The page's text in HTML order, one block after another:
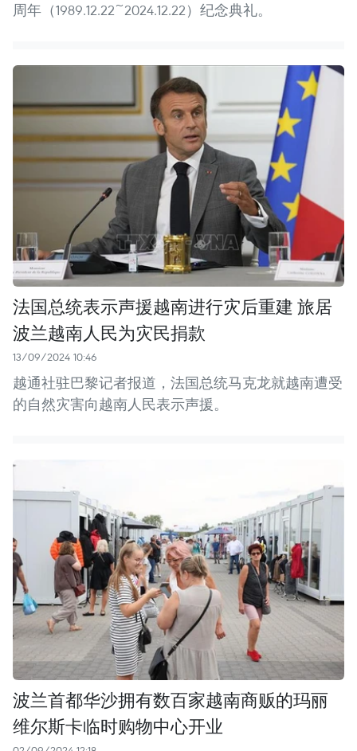
周年（1989.12.22~2024.12.22）纪念典礼。
法国总统表示声援越南进行灾后重建 旅居
波兰越南人民为灾民捐款
13/09/2024 10:46
越通社驻巴黎记者报道，法国总统马克龙就越南遭受
的自然灾害向越南人民表示声援。
波兰首都华沙拥有数百家越南商贩的玛丽
维尔斯卡临时购物中心开业